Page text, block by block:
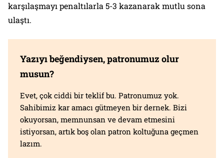
karşılaşmayı penaltılarla 5-3 kazanarak mutlu sona
ulaştı.
Yazıyı beğendiysen, patronumuz olur
musun?
Evet, çok ciddi bir teklif bu. Patronumuz yok.
Sahibimiz kar amacı gütmeyen bir dernek. Bizi
okuyorsan, memnunsan ve devam etmesini
istiyorsan, artık boş olan patron koltuğuna geçmen
lazım.